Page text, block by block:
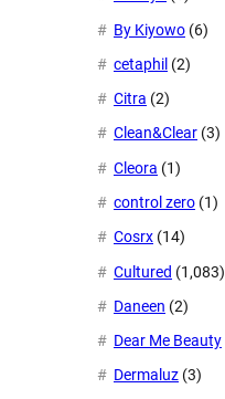
By Kiyowo (6)
cetaphil (2)
Citra (2)
Clean&Clear (3)
Cleora (1)
control zero (1)
Cosrx (14)
Cultured (1,083)
Daneen (2)
Dear Me Beauty
Dermaluz (3)